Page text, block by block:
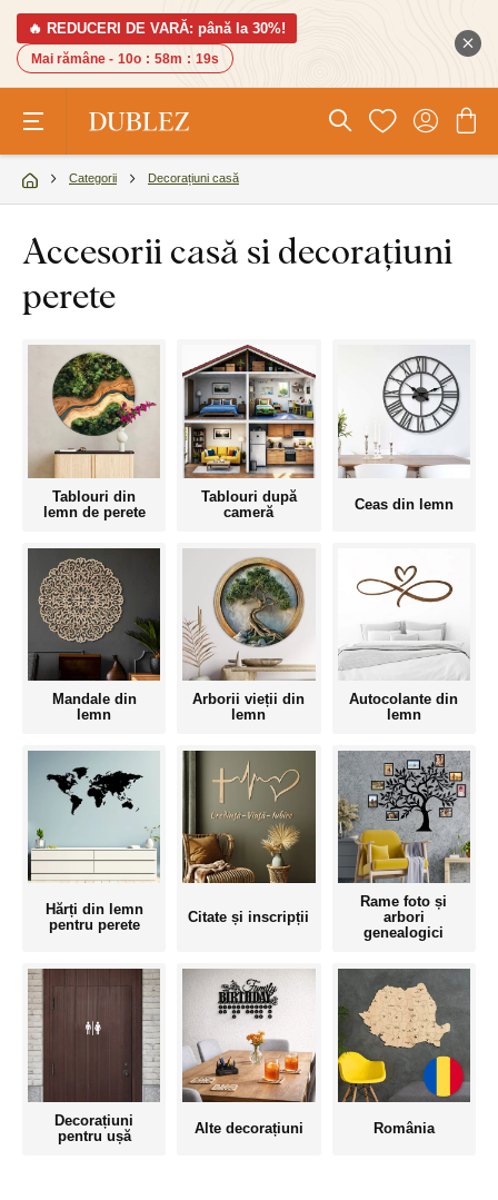
🔥 REDUCERI DE VARĂ: până la 30%!
Mai rămâne - 10o : 58m : 18s
Categorii Decorațiuni casă
Accesorii casă si decorațiuni
perete
Tablouri din
lemn de perete
Tablouri după
cameră
Ceas din lemn
Mandale din
lemn
Arborii vieții din
lemn
Autocolante din
lemn
Hărți din lemn
pentru perete
Citate și inscripții
Rame foto și
arbori
genealogici
Decorațiuni
pentru ușă
Alte decorațiuni România